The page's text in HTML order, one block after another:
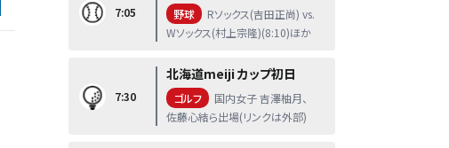
7:05 野球
Rソックス(吉田正尚) vs.
Wソックス(村上宗隆)(8:10)ほか
7:30
北海道meiji カップ初日
ゴルフ
国内女子 吉澤柚月、
佐藤心結ら出場(リンクは外部)